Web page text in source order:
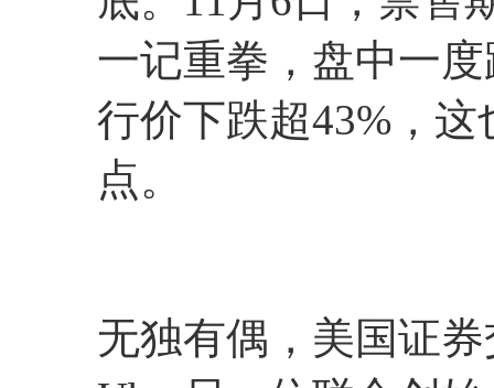
一记重拳，盘中一
行价下跌超43%，
点。
无独有偶，美国证